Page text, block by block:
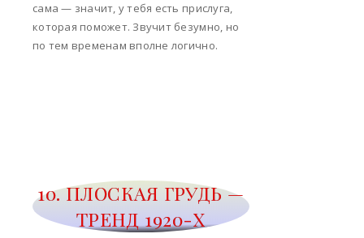
сама — значит, у тебя есть прислуга,
которая поможет. Звучит безумно, но
по тем временам вполне логично.
10. ПЛОСКАЯ ГРУДЬ —
ТРЕНД 1920-Х